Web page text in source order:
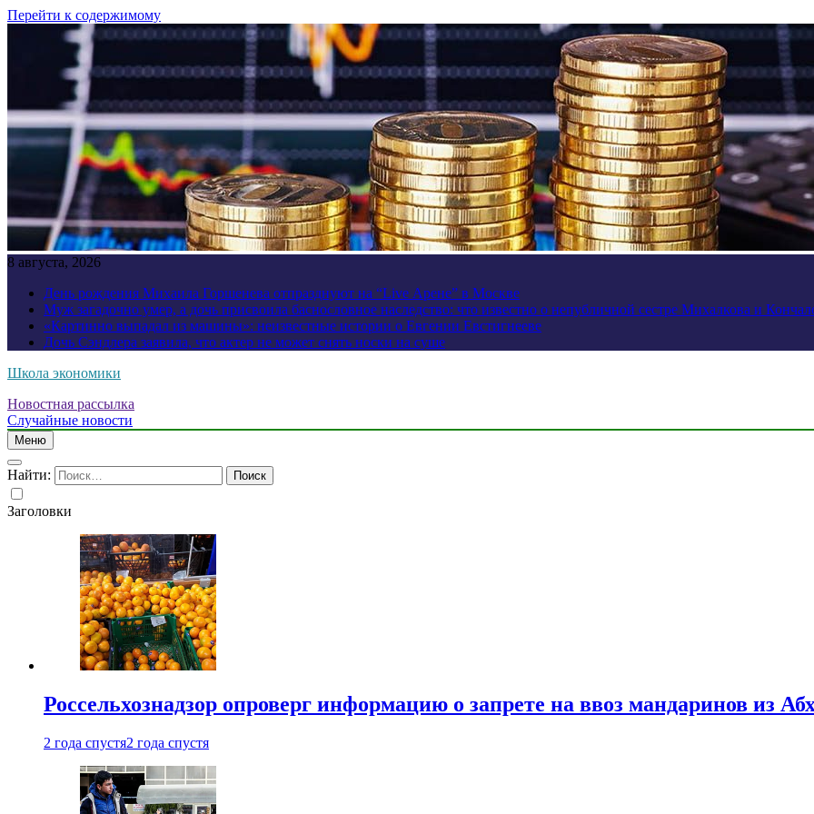
Перейти к содержимому
8 августа, 2026
День рождения Михаила Горшенева отпразднуют на “Live Арене” в Москве
Муж загадочно умер, а дочь присвоила баснословное наследство: что известно о непубличной сестре Михалкова и
«Картинно выпадал из машины»: неизвестные истории о Евгении Евстигнееве
Дочь Сэндлера заявила, что актер не может снять носки на суше
Школа экономики
Новостная рассылка
Случайные новости
Меню
Найти:
Заголовки
Россельхознадзор опроверг информацию о запрете на ввоз мандаринов из
2 года спустя2 года спустя